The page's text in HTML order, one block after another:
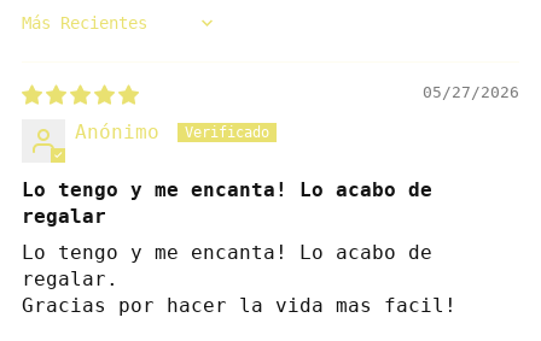
Sort by
05/27/2026
Anónimo
Lo tengo y me encanta! Lo acabo de
regalar
Lo tengo y me encanta! Lo acabo de
regalar.
Gracias por hacer la vida mas facil!